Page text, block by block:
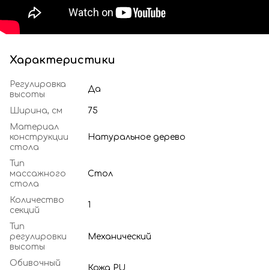
Характеристики
Регулировка
высоты
Да
Ширина, см
75
Материал
конструкции
стола
Натуральное дерево
Тип
массажного
стола
Стол
Количество
секций
1
Тип
регулировки
высоты
Механический
Обивочный
Кожа PU